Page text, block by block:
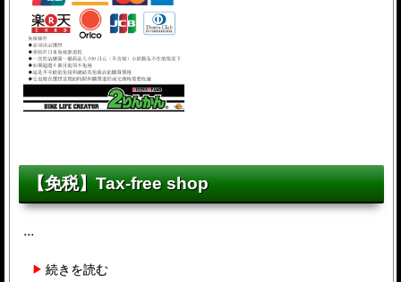
【免税】Tax-free shop
...
続きを読む